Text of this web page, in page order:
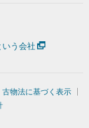
いう会社
古物法に基づく表示